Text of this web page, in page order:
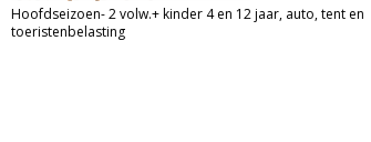
Hoofdseizoen- 2 volw.+ kinder 4 en 12 jaar, auto, tent en
toeristenbelasting